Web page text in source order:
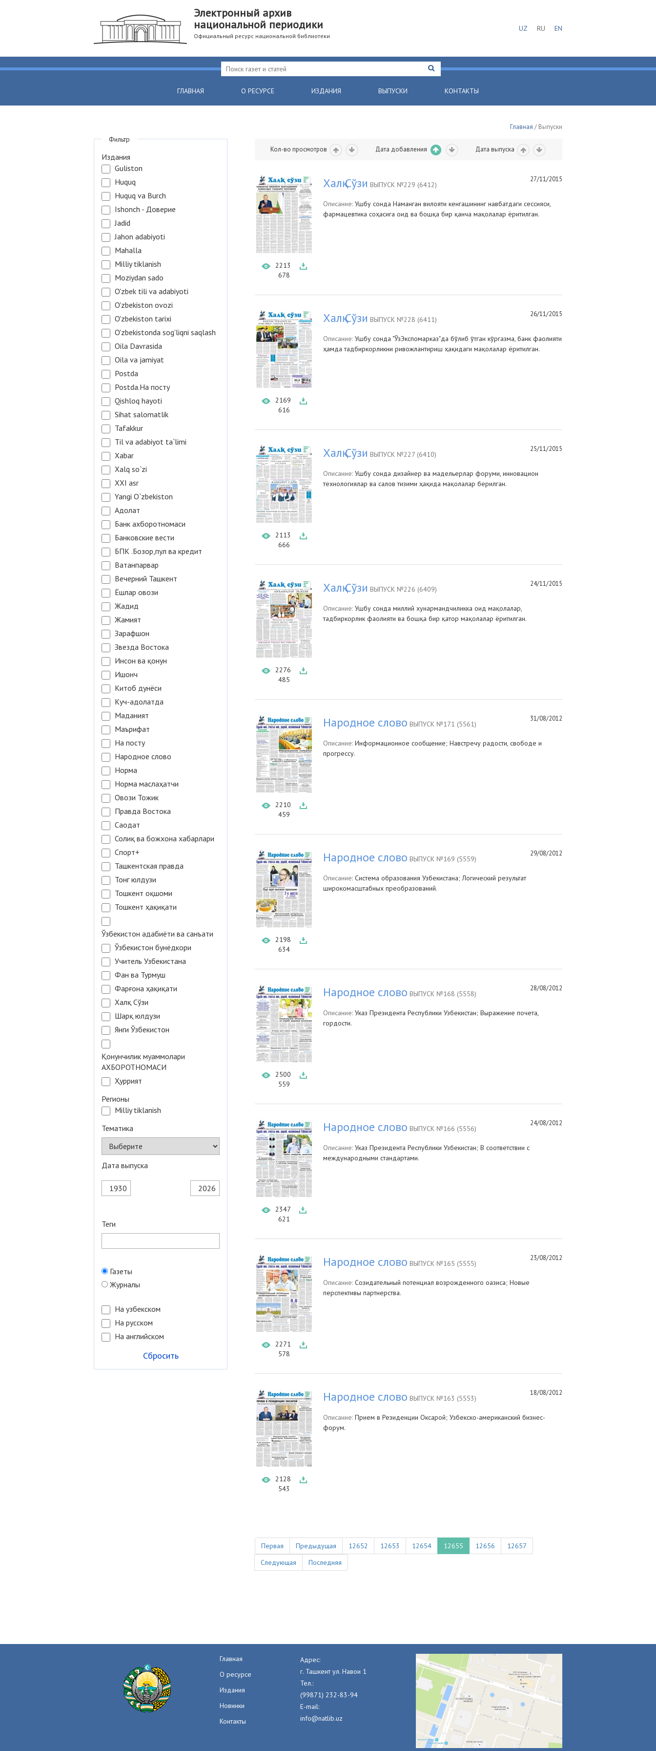
Электронный архив
национальной периодики
Официальный ресурс национальной библиотеки
UZ RU EN
ГЛАВНАЯ О РЕСУРСЕ ИЗДАНИЯ ВЫПУСКИ КОНТАКТЫ
Главная / Выпуски
Кол-во просмотров Дата добавления Дата выпуска
2213
678
27/11/2015
Халқ Сўзи ВЫПУСК №229 (6412)
Описание: Ушбу сонда Наманган вилояти кенгашининг навбатдаги сессияси,
фармацевтика соҳасига оид ва бошқа бир қанча мақолалар ёритилган.
2169
616
26/11/2015
Халқ Сўзи ВЫПУСК №228 (6411)
Описание: Ушбу сонда "ЎзЭкспомарказ"да бўлиб ўтган кўргазма, банк фаолияти
ҳамда тадбиркорликни ривожлантириш ҳақидаги мақолалар ёритилган.
2113
666
25/11/2015
Халқ Сўзи ВЫПУСК №227 (6410)
Описание: Ушбу сонда дизайнер ва мадельерлар форуми, инновацион
технологиялар ва салов тизими ҳақида мақолалар берилган.
2276
485
24/11/2015
Халқ Сўзи ВЫПУСК №226 (6409)
Описание: Ушбу сонда миллий хунармандчиликка оид мақолалар,
тадбиркорлик фаолияти ва бошқа бир қатор мақолалар ёритилган.
2210
459
31/08/2012
Народное слово ВЫПУСК №171 (5561)
Описание: Информационное сообщение; Навстречу радости, свободе и
прогрессу.
2198
634
29/08/2012
Народное слово ВЫПУСК №169 (5559)
Описание: Система образования Узбекистана; Логический результат
широкомасштабных преобразований.
2500
559
28/08/2012
Народное слово ВЫПУСК №168 (5558)
Описание: Указ Президента Республики Узбекистан; Выражение почета,
гордости.
2347
621
24/08/2012
Народное слово ВЫПУСК №166 (5556)
Описание: Указ Президента Республики Узбекистан; В соответствии с
международными стандартами.
2271
578
23/08/2012
Народное слово ВЫПУСК №165 (5555)
Описание: Созидательный потенциал возрожденного оазиса; Новые
перспективы партнерства.
2128
543
18/08/2012
Народное слово ВЫПУСК №163 (5553)
Описание: Прием в Резиденции Оксарой; Узбекско-американский бизнес-
форум.
Первая Предыдущая 12652 12653 12654 12655 12656
12657
Следующая
Последняя
Фильтр
Издания
Guliston
Huquq
Huquq va Burch
Ishonch - Доверие
Jadid
Jahon adabiyoti
Mahalla
Milliy tiklanish
Moziydan sado
O'zbek tili va adabiyoti
O'zbekiston ovozi
O'zbekiston tarixi
O'zbekistonda sog'liqni saqlash
Oila Davrasida
Oila va jamiyat
Postda
Postda.На посту
Qishloq hayoti
Sihat salomatlik
Tafakkur
Til va adabiyot ta`limi
Xabar
Xalq so`zi
XXI asr
Yangi O`zbekiston
Адолат
Банк ахборотномаси
Банковские вести
БПК .Бозор,пул ва кредит
Ватанпарвар
Вечерний Ташкент
Ёшлар овози
Жадид
Жамият
Зарафшон
Звезда Востока
Инсон ва қонун
Ишонч
Китоб дунёси
Куч-адолатда
Маданият
Маърифат
На посту
Народное слово
Норма
Норма маслаҳатчи
Овози Тожик
Правда Востока
Саодат
Солиқ ва божхона хабарлари
Спорт+
Ташкентская правда
Тонг юлдузи
Тошкент оқшоми
Тошкент ҳақиқати
Ўзбекистон адабиёти ва санъати
Ўзбекистон бунёдкори
Учитель Узбекистана
Фан ва Турмуш
Фарғона ҳақиқати
Халқ Сўзи
Шарқ юлдузи
Янги Ўзбекистон
Қонунчилик муаммолари
АХБОРОТНОМАСИ
Ҳуррият
Регионы
Milliy tiklanish
Тематика
Дата выпуска
Теги
Газеты
Журналы
На узбекском
На русском
На английском
Сбросить
Главная
О ресурсе
Издания
Новинки
Контакты
Адрес:
г. Ташкент ул. Навои 1
Тел.:
(99871) 232-83-94
E-mail:
info@natlib.uz